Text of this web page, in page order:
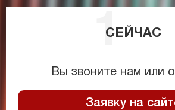
СЕЙЧАС
Вы звоните нам или
Заявку на